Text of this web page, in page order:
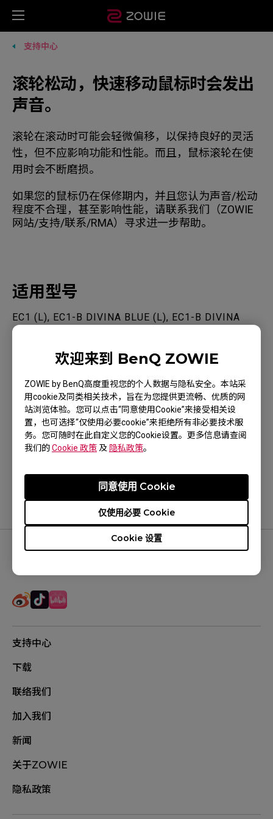
欢迎来到 BenQ ZOWIE
ZOWIE by BenQ高度重视您的个人数据与隐私安全。本站采
用cookie及同类相关技术，旨在为您提供更流畅、优质的网
站浏览体验。您可以点击“同意使用Cookie”来接受相关设
置，也可选择“仅使用必要cookie”来拒绝所有非必要技术服
务。您可随时在此自定义您的Cookie设置。更多信息请查阅
我们的Cookie 政策 及 隐私政策。
Cookie 设置
仅使用必要 Cookie
同意使用 Cookie
支持中心
滚轮松动，快速移动鼠标时会发出
声音。
滚轮在滚动时可能会轻微偏移，以保持良好的灵活
性，但不应影响功能和性能。而且，鼠标滚轮在使
用时会不断磨损。
如果您的鼠标仍在保修期内，并且您认为声音/松动
程度不合理，甚至影响性能，请联系我们（ZOWIE
网站/支持/联系/RMA）寻求进一步帮助。
适用型号
EC1 (L), EC1-B DIVINA BLUE (L), EC1-B DIVINA
DIVINA BLUE (M), EC2-B DIVINA PINK (M), EC2-C
(XL), FK1+-B DIVINA PINK (XL), FK1+-C (XL), FK1-
B (L), FK1-B DIVINA BLUE (L), FK1-B DIVINA PINK
(L), FK1-C (L), FK2-B (M), FK2-B DIVINA BLUE (M),
FK2-B DIVINA PINK (M), FK2-C (M), S1 (M), S1
S2 (S), S2 DIVINA BLUE (S), S2 DIVINA PINK (S),
S2-C (S), U2, ZA11-B (L), ZA11-C (L), ZA12-B (M),
ZA12-C (M), ZA13-C (S), ZA13-C (S)
这是否有帮助？
支持中心
下载
联络我们
加入我们
新闻
关于ZOWIE
隐私政策